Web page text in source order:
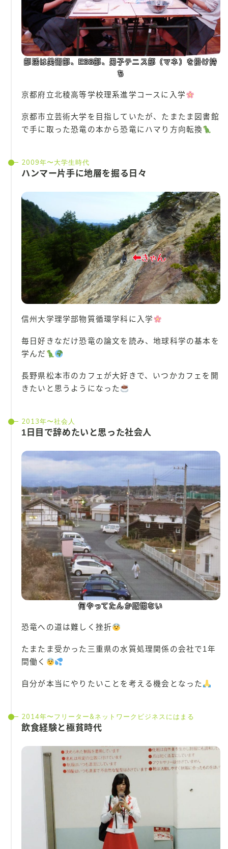
部活は美術部、ESS部、男子テニス部（マネ）を掛け持
ち
京都府立北稜高等学校理系進学コースに入学
京都市立芸術大学を目指していたが、たまたま図書館
で手に取った恐竜の本から恐竜にハマり方向転換
2009年〜大学生時代
ハンマー片手に地層を掘る日々
信州大学理学部物質循環学科に入学
毎日好きなだけ恐竜の論文を読み、地球科学の基本を
学んだ
長野県松本市のカフェが大好きで、いつかカフェを開
きたいと思うようになった
2013年〜社会人
1日目で辞めたいと思った社会人
何やってたんか記憶ない
恐竜への道は難しく挫折
たまたま受かった三重県の水質処理関係の会社で1年
間働く
自分が本当にやりたいことを考える機会となった
2014年〜フリーター&ネットワークビジネスにはまる
飲食経験と極貧時代